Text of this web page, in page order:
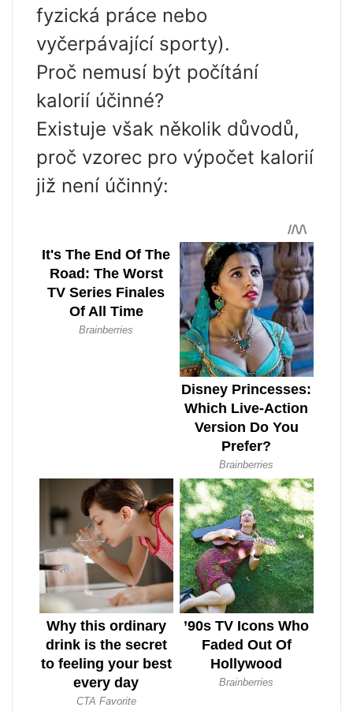
fyzická práce nebo
vyčerpávající sporty).
Proč nemusí být počítání
kalorií účinné?
Existuje však několik důvodů,
proč vzorec pro výpočet kalorií
již není účinný: